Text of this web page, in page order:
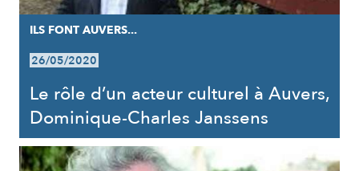
ILS FONT AUVERS...
26/05/2020
Le rôle d’un acteur culturel à Auvers,
Dominique-Charles Janssens